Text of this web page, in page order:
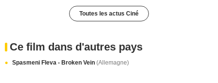
Toutes les actus Ciné
Ce film dans d'autres pays
Spasmeni Fleva - Broken Vein (Allemagne)